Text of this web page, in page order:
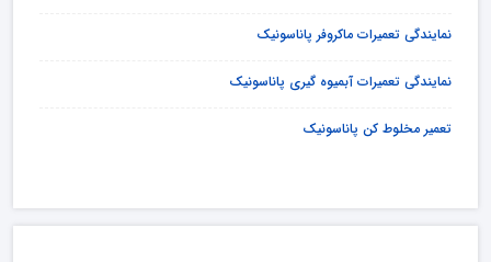
نمایندگی تعمیرات ماکروفر پاناسونیک
نمایندگی تعمیرات آبمیوه گیری پاناسونیک
تعمیر مخلوط کن پاناسونیک